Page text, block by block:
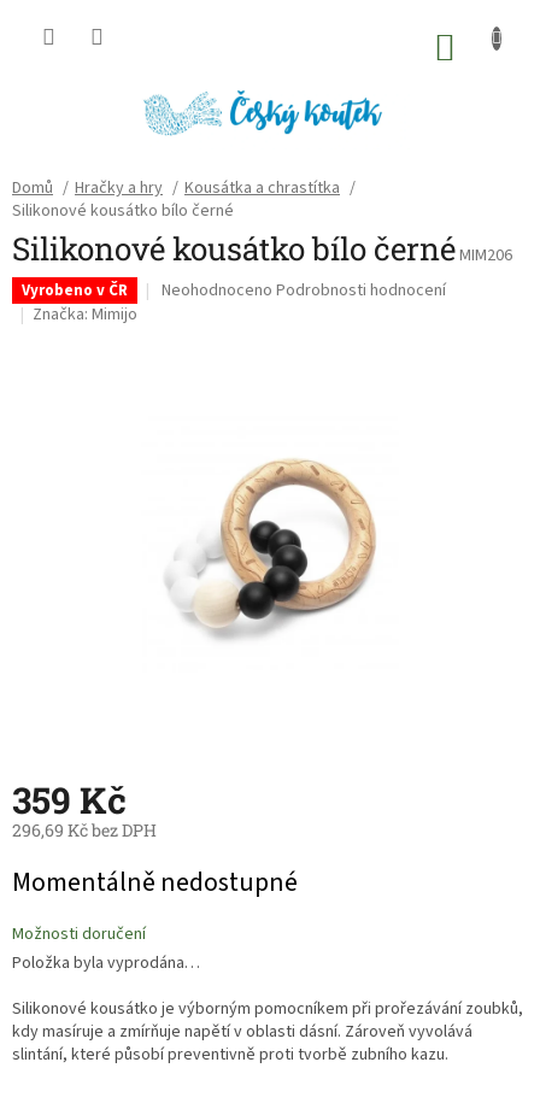
Domů / Hračky a hry / Kousátka a chrastítka /
Silikonové kousátko bílo černé
Silikonové kousátko bílo černéMIM206
Vyrobeno v ČR
Průměrné
Neohodnoceno Podrobnosti hodnocení
Značka: Mimijo
359 Kč
296,69 Kč bez DPH
cena:
Momentálně nedostupné
Možnosti doručení
Položka byla vyprodána…
Silikonové kousátko je výborným pomocníkem při prořezávání zoubků,
kdy masíruje a zmírňuje napětí v oblasti dásní. Zároveň vyvolává
slintání, které působí preventivně proti tvorbě zubního kazu.